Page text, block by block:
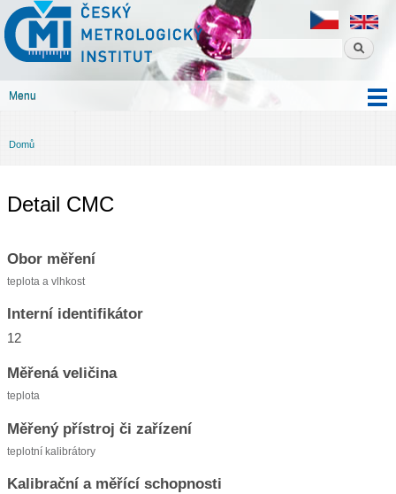
obsahu
Český
metrologický
institut
Menu
Jste zde
Domů
Detail CMC
Obor měření
teplota a vlhkost
Interní identifikátor
12
Měřená veličina
teplota
Měřený přístroj či zařízení
teplotní kalibrátory
Kalibrační a měřící schopnosti